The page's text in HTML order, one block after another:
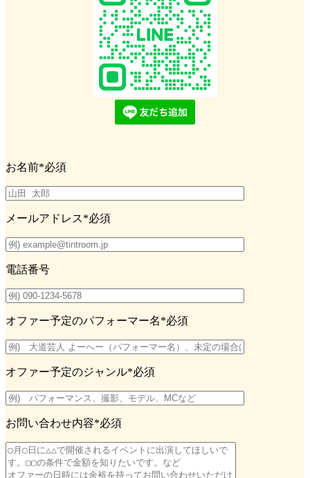
お名前*必須
メールアドレス*必須
電話番号
オファー予定のパフォーマー名*必須
オファー予定のジャンル*必須
お問い合わせ内容*必須